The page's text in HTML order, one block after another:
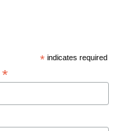
* indicates required
*